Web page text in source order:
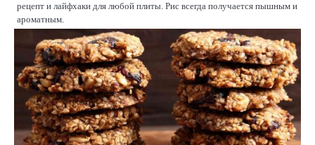
рецепт и лайфхаки для любой плиты. Рис всегда получается пышным и
ароматным.